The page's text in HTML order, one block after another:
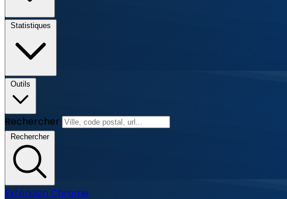
Statistiques
Outils
Rechercher
Rechercher
Extension Chrome